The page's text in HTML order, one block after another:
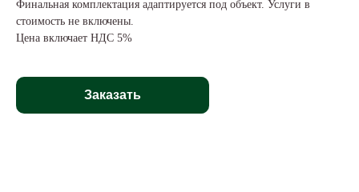
Финальная комплектация адаптируется под объект. Услуги в
стоимость не включены.
Цена включает НДС 5%
Заказать